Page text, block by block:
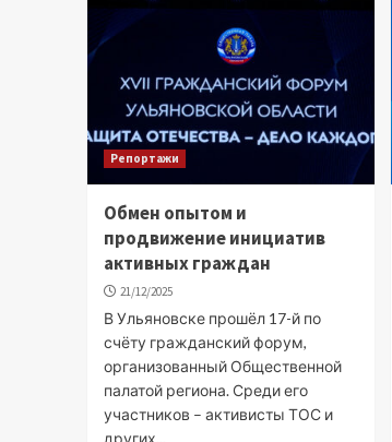
Репортажи
Обмен опытом и
продвижение инициатив
активных граждан
21/12/2025
В Ульяновске прошёл 17-й по
счёту гражданский форум,
организованный Общественной
палатой региона. Среди его
участников – активисты ТОС и
других...